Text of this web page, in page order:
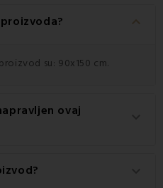
keyboard_arrow_down
su: 90x150 cm.
ovaj
materijala: